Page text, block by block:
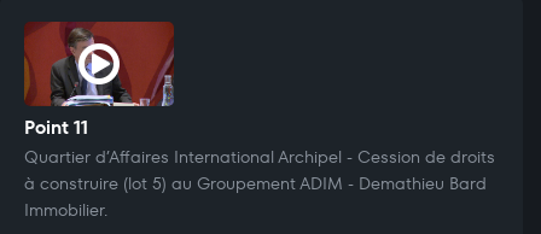
Point 11
Quartier d’Affaires International Archipel - Cession de droits
à construire (lot 5) au Groupement ADIM - Demathieu Bard
Immobilier.